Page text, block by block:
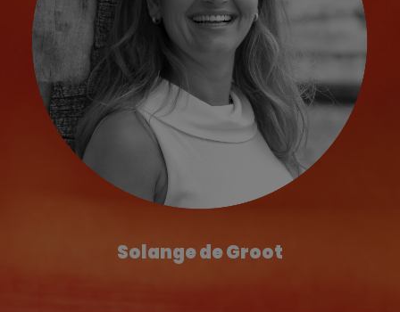
Solange de Groot